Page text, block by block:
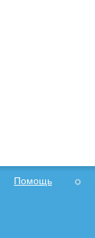
Помощь